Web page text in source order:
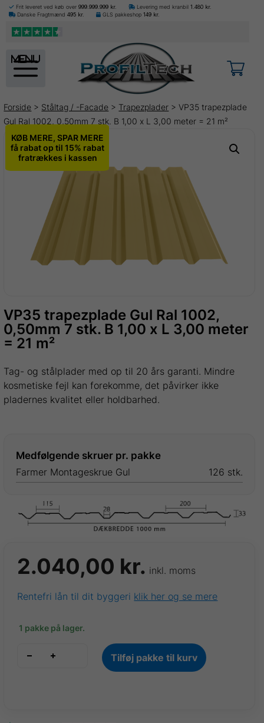
Frit leveret ved køb over 999.999.999 kr. Levering med kranbil 1.480 kr.
Danske Fragtmænd 495 kr. GLS pakkeshop 149 kr.
menu
Forside > Ståltag / -Facade > Trapezplader > VP35 trapezplade
Gul Ral 1002, 0,50mm 7 stk. B 1,00 x L 3,00 meter = 21 m²
KØB MERE, SPAR MERE
få rabat op til 15% rabat
fratrækkes i kassen
VP35 trapezplade Gul Ral 1002,
0,50mm 7 stk. B 1,00 x L 3,00 meter
= 21 m²
Tag- og stålplader med op til 20 års garanti. Mindre
kosmetiske fejl kan forekomme, det påvirker ikke
pladernes kvalitet eller holdbarhed.
2.040,00 kr. inkl. moms
Rentefri lån til dit byggeri klik her og se mere
1 pakke på lager.
Tilføj pakke til kurv
Medfølgende skruer pr. pakke
Farmer Montageskrue Gul
126 stk.